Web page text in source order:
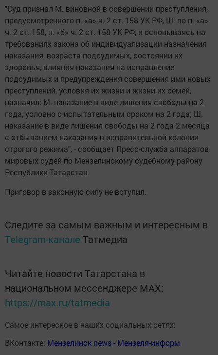
"Суд признал М. виновной в совершении преступления,
предусмотренного п. «а» ч. 2 ст. 158 УК РФ, Ш. по п. «а»
ч. 2 ст. 158, п. «б» ч. 2 ст. 158 УК РФ, и основываясь на
требованиях закона об индивидуализации назначения
наказания, возраста подсудимых, состоянии их
здоровья, влияния наказания на исправление
подсудимых и предупреждения совершения ими новых
преступлений, условия их жизни и жизни их семей,
назначил: М. наказание в виде лишения свободы на 2
года, условно с испытательным сроком на 2 года; Ш.
наказание в виде лишения свободы на 2 года 2 месяца
с отбыванием наказания в исправительной колонии
строгого режима", - сообщает Пресс-служба аппаратов
мировых судей по Мензелинскому судебному району
Республики Татарстан.
Приговор в законную силу не вступил.
Следите за самым важным и интересным в
Telegram-канале Татмедиа
Читайте новости Татарстана в
национальном мессенджере MАХ:
https://max.ru/tatmedia
Самое интересное в наших социальных сетях:
ВКонтакте: Мензелинск news - Мензеля-информ